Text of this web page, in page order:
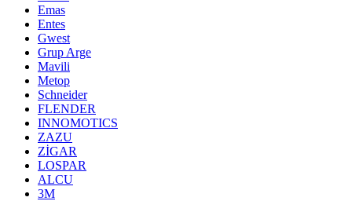
Emas
Entes
Gwest
Grup Arge
Mavili
Metop
Schneider
FLENDER
INNOMOTICS
ZAZU
ZİGAR
LOSPAR
ALCU
3M